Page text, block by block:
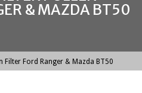
& MAZDA BT50
Filter Ford Ranger & Mazda BT50